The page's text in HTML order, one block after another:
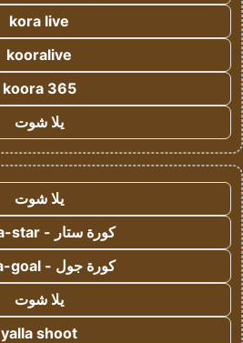
kora live
kooralive
koora 365
يلا شوت
يلا شوت
كورة ستار - koora-star
كورة جول - koora-goal
يلا شوت
yalla shoot